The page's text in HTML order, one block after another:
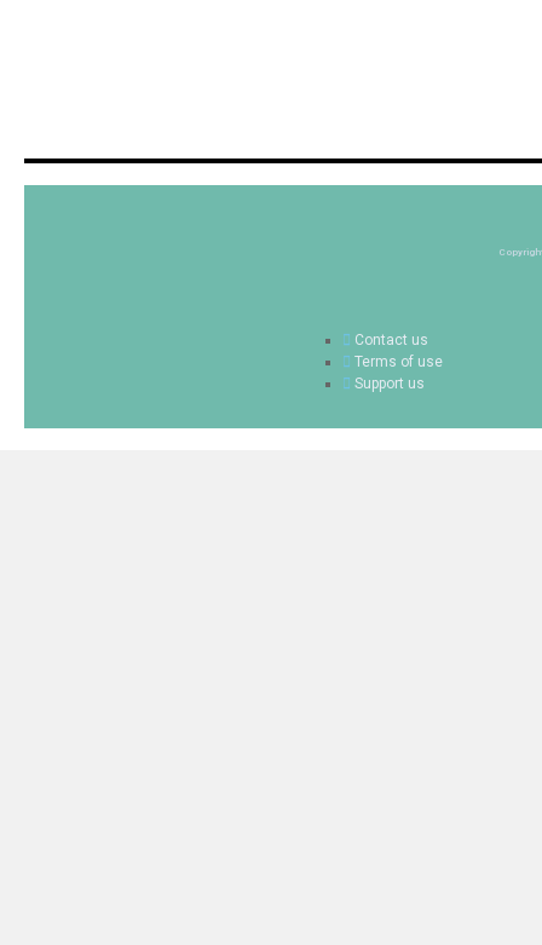
Contact us
Terms of use
Support us